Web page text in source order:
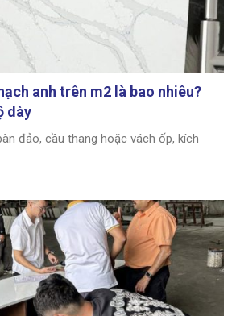
anh trên m2 là bao nhiêu?
dày
đảo, cầu thang hoặc vách ốp, kích